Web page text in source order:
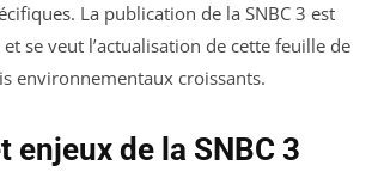
La publication de la SNBC 3 est
se veut l’actualisation de cette feuille de
environnementaux croissants.
enjeux de la SNBC 3